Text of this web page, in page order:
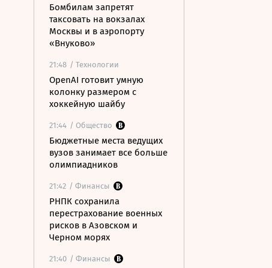
Бомбилам запретят
таксовать на вокзалах
Москвы и в аэропорту
«Внуково»
21:48 / Технологии
OpenAI готовит умную
колонку размером с
хоккейную шайбу
21:44 / Общество
Бюджетные места ведущих
вузов занимает все больше
олимпиадников
21:42 / Финансы
РНПК сохранила
перестрахование военных
рисков в Азовском и
Черном морях
21:40 / Финансы